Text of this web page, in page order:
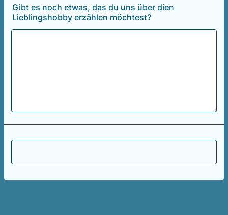
Gibt es noch etwas, das du uns über dien
Lieblingshobby erzählen möchtest?